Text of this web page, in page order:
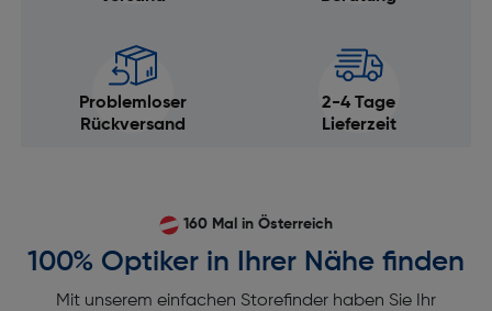
Problemloser
Rückversand
2-4 Tage
Lieferzeit
160 Mal in Österreich
100% Optiker in Ihrer Nähe finden
Mit unserem einfachen Storefinder haben Sie Ihr